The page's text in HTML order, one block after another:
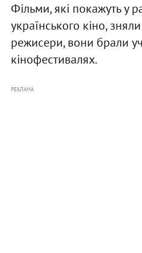
Фільми, які покажуть у
українського кіно,
режисери, вони брали
кінофестивалях.
РЕКЛАМА